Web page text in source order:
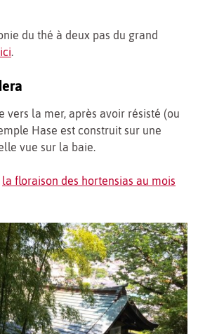
du thé à deux pas du grand
vers la mer, après avoir résisté (ou
Hase est construit sur une
vue sur la baie.
la floraison des hortensias au mois